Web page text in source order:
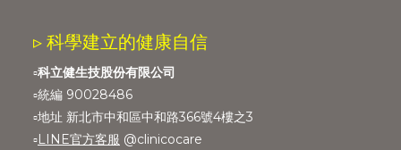
▹ 科學建立的健康自信
▫️科立健生技股份有限公司
▫️統編 90028486
▫️地址 新北市中和區中和路366號4樓之3
▫️LINE官方客服 @clinicocare